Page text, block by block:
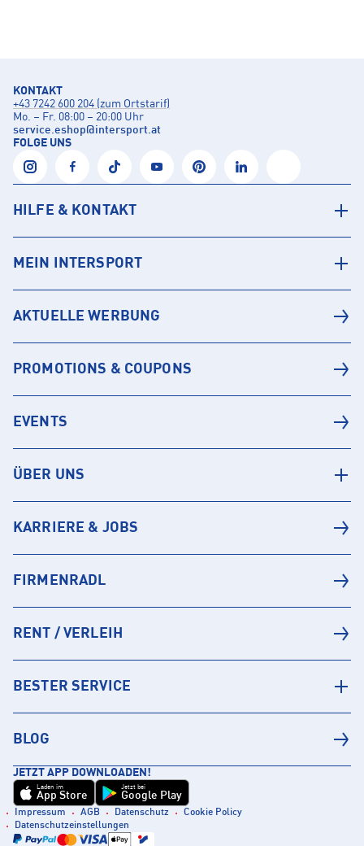
KONTAKT
+43 7242 600 204 (zum Ortstarif)
Mo. – Fr. 08:00 – 20:00 Uhr
service.eshop@intersport.at
FOLGE UNS
HILFE & KONTAKT
MEIN INTERSPORT
AKTUELLE WERBUNG
PROMOTIONS & COUPONS
EVENTS
ÜBER UNS
KARRIERE & JOBS
FIRMENRADL
RENT / VERLEIH
BESTER SERVICE
BLOG
JETZT APP DOWNLOADEN!
Laden im
App Store
Jetzt bei
Google Play
Impressum AGB Datenschutz
Cookie Policy
Datenschutzeinstellungen